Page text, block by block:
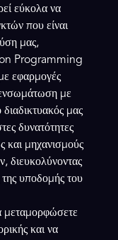
εύκολα να
που είναι
μας,
Programming
εφαρμογές
με
μας
δυνατότητες
και μηχανισμούς
διευκολύνοντας
της υποδομής του
μεταμορφώσετε
και να